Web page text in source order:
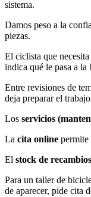
sistema.
Damos peso a la
piezas.
El ciclista que
indica qué le pasa a
Entre revisiones de
deja preparar el
Los servicios
La cita online permite
El stock de
Para un taller de
de aparecer, pide cita